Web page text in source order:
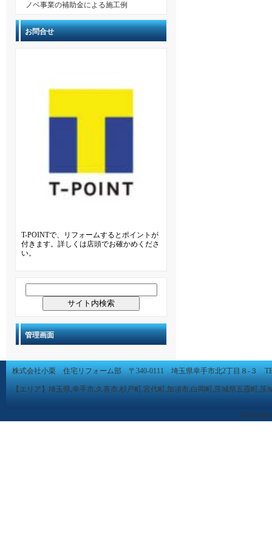
ノベ事業の補助金による施工例
お問合せ
T-POINTで、リフォームするとポイントが
付きます。詳しくは店頭でお確かめくださ
い。
管理画面
株式会社小栗 住宅リフォーム部 〒340-0111 埼玉県幸手市北2丁目８-３
【エリア】埼玉県,幸手市,久喜市,杉戸町,宮代町,加須市,白岡町,茨城県五霞町,茨